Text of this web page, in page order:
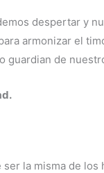
despertar y
armonizar el
guardian de
la misma de